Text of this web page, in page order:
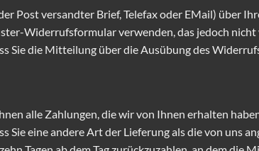
Post versandter Brief, Telefax oder EMail) über
Widerrufsformular verwenden, das jedoch nicht
Sie die Mitteilung über die Ausübung des
alle Zahlungen, die wir von Ihnen erhalten
Sie eine andere Art der Lieferung als die von uns